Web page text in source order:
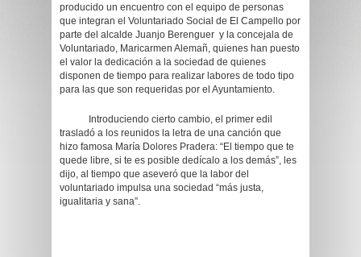
producido un encuentro con el equipo de personas
que integran el Voluntariado Social de El Campello por
parte del alcalde Juanjo Berenguer y la concejala de
Voluntariado, Maricarmen Alemañ, quienes han puesto
el valor la dedicación a la sociedad de quienes
disponen de tiempo para realizar labores de todo tipo
para las que son requeridas por el Ayuntamiento.
Introduciendo cierto cambio, el primer edil
trasladó a los reunidos la letra de una canción que
hizo famosa María Dolores Pradera: “El tiempo que te
quede libre, si te es posible dedícalo a los demás”, les
dijo, al tiempo que aseveró que la labor del
voluntariado impulsa una sociedad “más justa,
igualitaria y sana”.